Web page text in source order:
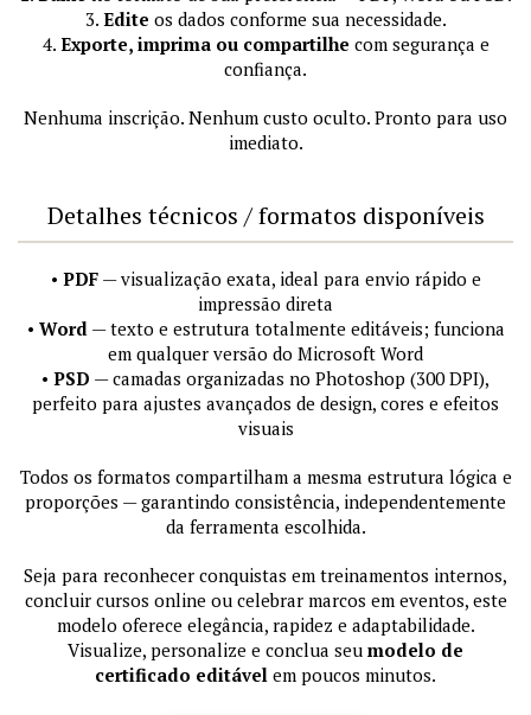
3. Edite os dados conforme sua necessidade.
4. Exporte, imprima ou compartilhe com segurança e
confiança.
Nenhuma inscrição. Nenhum custo oculto. Pronto para uso
imediato.
Detalhes técnicos / formatos disponíveis
• PDF— visualização exata, ideal para envio rápido e
impressão direta
• Word— texto e estrutura totalmente editáveis; funciona
em qualquer versão do Microsoft Word
• PSD — camadas organizadas no Photoshop (300 DPI),
perfeito para ajustes avançados de design, cores e efeitos
visuais
Todos os formatos compartilham a mesma estrutura lógica e
proporções — garantindo consistência, independentemente
da ferramenta escolhida.
Seja para reconhecer conquistas em treinamentos internos,
concluir cursos online ou celebrar marcos em eventos, este
modelo oferece elegância, rapidez e adaptabilidade.
Visualize, personalize e conclua seu modelo de
certificado editável em poucos minutos.